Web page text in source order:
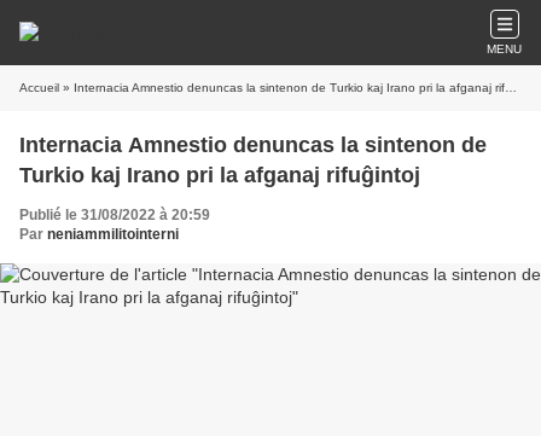
MENU
Accueil » Internacia Amnestio denuncas la sintenon de Turkio kaj Irano pri la afganaj rifuĝintoj
Internacia Amnestio denuncas la sintenon de
Turkio kaj Irano pri la afganaj rifuĝintoj
Publié le 31/08/2022 à 20:59
Par neniammilitointerni